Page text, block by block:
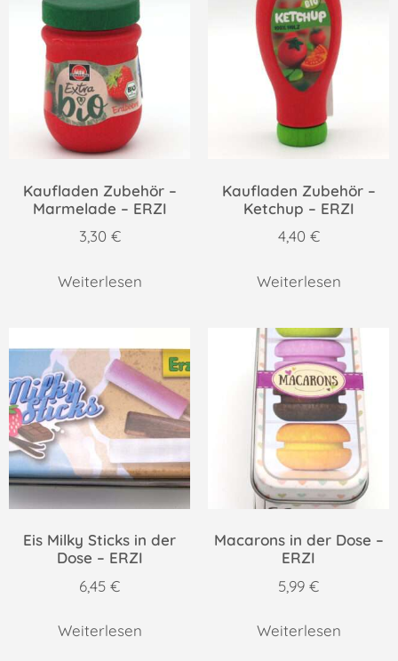
Kaufladen Zubehör –
Marmelade – ERZI
3,30 €
Weiterlesen
Kaufladen Zubehör –
Ketchup – ERZI
4,40 €
Weiterlesen
Eis Milky Sticks in der
Dose – ERZI
6,45 €
Weiterlesen
Macarons in der Dose –
ERZI
5,99 €
Weiterlesen